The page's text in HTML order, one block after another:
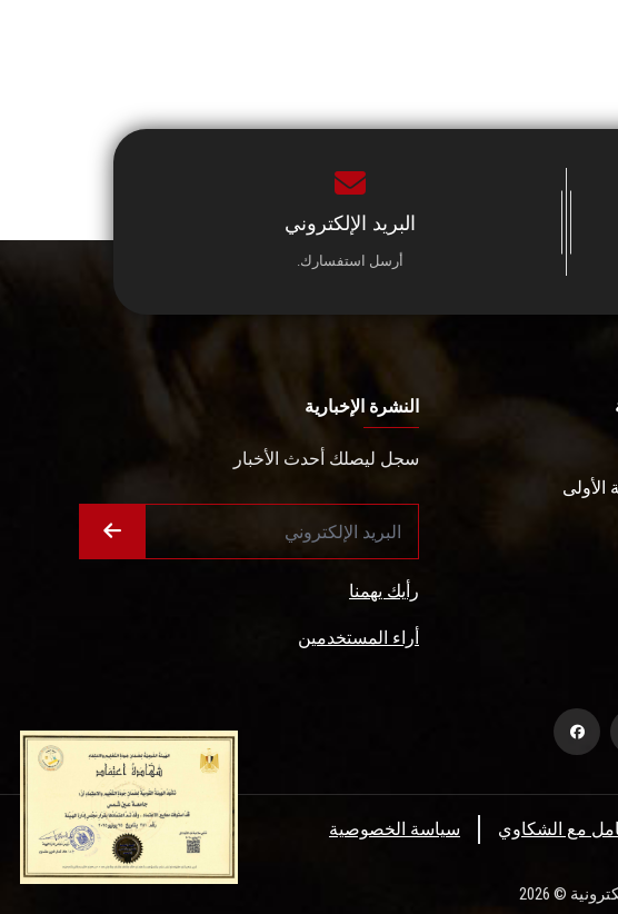
البريد الإلكتروني
أرسل استفسارك.
الأولى
النشرة الإخبارية
سجل ليصلك أحدث الأخبار
رأيك يهمنا
أراء المستخدمين
سياسة الخصوصية مع الشكاوي
© 2026